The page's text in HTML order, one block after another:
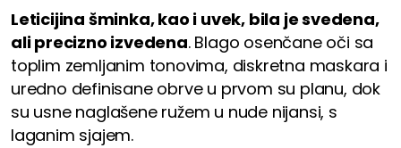
Leticijina šminka, kao i uvek, bila je svedena,
ali precizno izvedena. Blago osenčane oči sa
toplim zemljanim tonovima, diskretna maskara i
uredno definisane obrve u prvom su planu, dok
su usne naglašene ružem u nude nijansi, s
laganim sjajem.